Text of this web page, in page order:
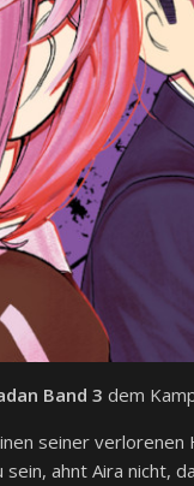
Band 3 dem
seiner
ahnt Aira nicht,